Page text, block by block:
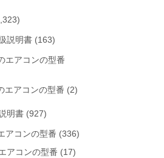
説明書 (163)
エアコンの型番
エアコンの型番 (2)
明書 (927)
アコンの型番 (336)
アコンの型番 (17)